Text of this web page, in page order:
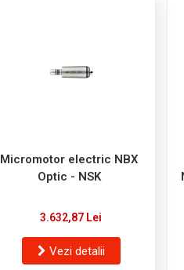
Micromotor electric NBX
Optic - NSK
3.632,87 Lei
Vezi detalii